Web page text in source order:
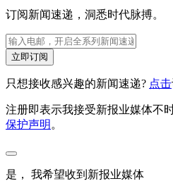
订阅新闻速递，洞悉时代脉搏。
立即订阅
只想接收感兴趣的新闻速递? 点击
注册即表示我接受新报业媒体不
保护声明 。
是， 我希望收到新报业媒体